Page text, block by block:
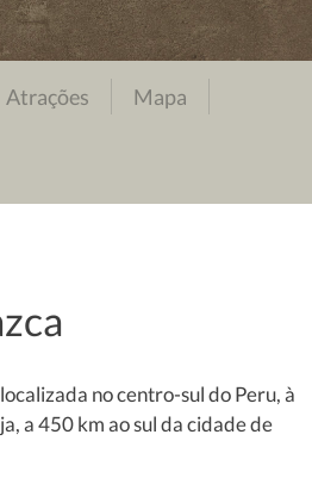
Atrações Mapa
no centro-sul do Peru, à
a 450 km ao sul da cidade de